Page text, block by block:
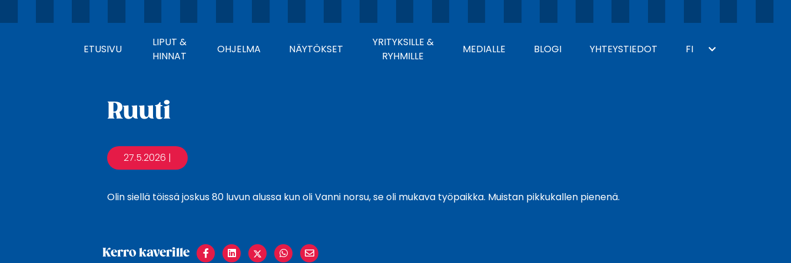
ETUSIVU
LIPUT &
HINNAT
OHJELMA NÄYTÖKSET
YRITYKSILLE &
RYHMILLE
MEDIALLE BLOGI YHTEYSTIEDOT FI
Toggle
Ruuti
27.5.2026 |
Olin siellä töissä joskus 80 luvun alussa kun oli Vanni norsu, se oli mukava työpaikka. Muistan pikkukallen pienenä.
Kerro kaverille
Share Share Share Share